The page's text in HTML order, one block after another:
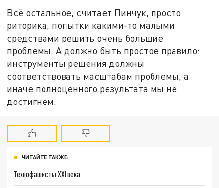
Всё остальное, считает Пинчук, просто
риторика, попытки какими-то малыми
средствами решить очень большие
проблемы. А должно быть простое правило:
инструменты решения должны
соответствовать масштабам проблемы, а
иначе полноценного результата мы не
достигнем.
ЧИТАЙТЕ ТАКЖЕ:
Технофашисты XXI века